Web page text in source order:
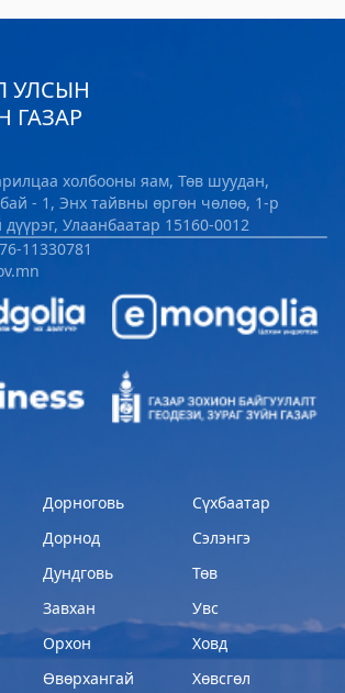
УЛСЫН
ГАЗАР
холбооны яам, Төв шуудан,
- 1, Энх тайвны өргөн чөлөө, 1-р
Улаанбаатар 15160-0012
11330781
Дорноговь
Дорнод
Дундговь
Завхан
Орхон
Өвөрхангай
Сүхбаатар
Сэлэнгэ
Төв
Увс
Ховд
Хөвсгөл